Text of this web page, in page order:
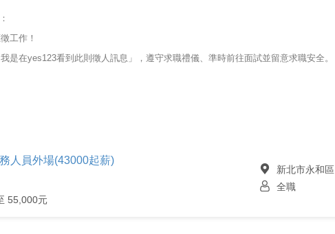
工作！
是在yes123看到此則徵人訊息」，遵守求職禮儀、準時前往面試並留意求職安全。
人員外場(43000起薪)
55,000元
新北市永和區
全職